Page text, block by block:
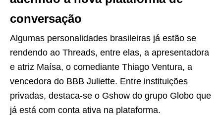
conversação
Algumas personalidades brasileiras já estão se
rendendo ao Threads, entre elas, a apresentadora
e atriz Maísa, o comediante Thiago Ventura, a
vencedora do BBB Juliette. Entre instituições
privadas, destaca-se o Gshow do grupo Globo que
já está com conta ativa na plataforma.